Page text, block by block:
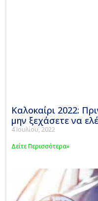
Καλοκαίρι 2022:
μην ξεχάσετε να
4 Ιουλίου, 2022
Δείτε Περισσότερα»